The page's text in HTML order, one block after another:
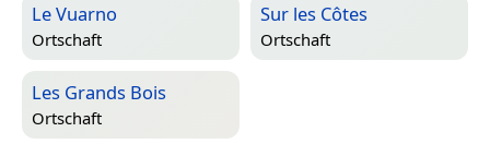
Le Vuarno
Ortschaft
Sur les Côtes
Ortschaft
Les Grands Bois
Ortschaft